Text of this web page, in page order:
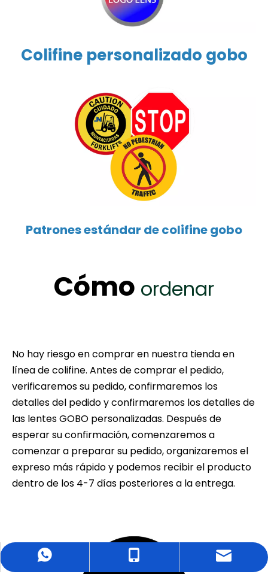
Colifine personalizado gobo
Patrones estándar de colifinegobo
Cómo ordenar
No hay riesgo en comprar en nuestra tienda en
línea de colifine. Antes de comprar el pedido,
verificaremos su pedido, confirmaremos los
detalles del pedido y confirmaremos los detalles de
las lentes GOBO personalizadas. Después de
esperar su confirmación, comenzaremos a
comenzar a preparar su pedido, organizaremos el
expreso más rápido y podemos recibir el producto
dentro de los 4-7 días posteriores a la entrega.
WhatsApp
cell Phone
Email